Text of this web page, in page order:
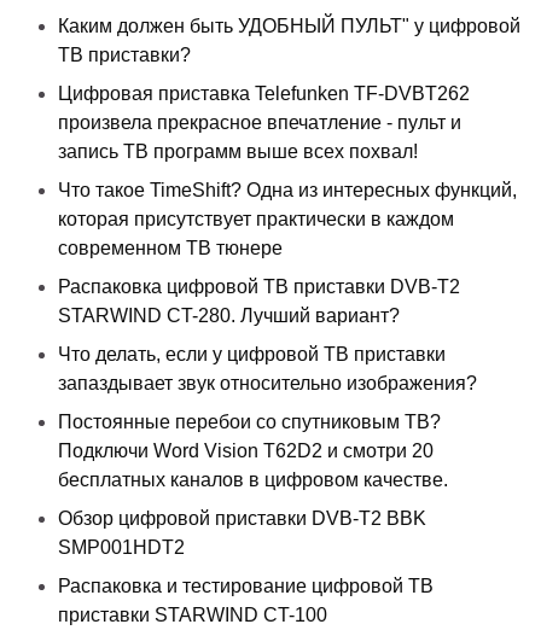
Каким должен быть УДОБНЫЙ ПУЛЬТ" у цифровой
ТВ приставки?
Цифровая приставка Telefunken TF-DVBT262
произвела прекрасное впечатление - пульт и
запись ТВ программ выше всех похвал!
Что такое TimeShift? Одна из интересных функций,
которая присутствует практически в каждом
современном ТВ тюнере
Распаковка цифровой ТВ приставки DVB-T2
STARWIND CT-280. Лучший вариант?
Что делать, если у цифровой ТВ приставки
запаздывает звук относительно изображения?
Постоянные перебои со спутниковым ТВ?
Подключи Word Vision T62D2 и смотри 20
бесплатных каналов в цифровом качестве.
Обзор цифровой приставки DVB-T2 BBK
SMP001HDT2
Распаковка и тестирование цифровой ТВ
приставки STARWIND CT-100